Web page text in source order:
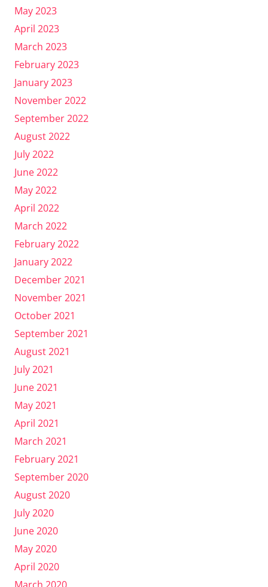
May 2023
April 2023
March 2023
February 2023
January 2023
November 2022
September 2022
August 2022
July 2022
June 2022
May 2022
April 2022
March 2022
February 2022
January 2022
December 2021
November 2021
October 2021
September 2021
August 2021
July 2021
June 2021
May 2021
April 2021
March 2021
February 2021
September 2020
August 2020
July 2020
June 2020
May 2020
April 2020
March 2020